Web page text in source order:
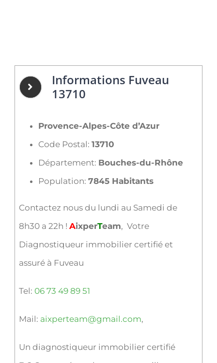
Informations Fuveau
13710
Provence-Alpes-Côte d’Azur
Code Postal: 13710
Département: Bouches-du-Rhône
Population: 7845 Habitants
Contactez nous du lundi au Samedi de
8h30 a 22h ! AixperTeam, Votre
Diagnostiqueur immobilier certifié et
assuré à Fuveau
Tel: 06 73 49 89 51
Mail: aixperteam@gmail.com,
Un diagnostiqueur immobilier certifié